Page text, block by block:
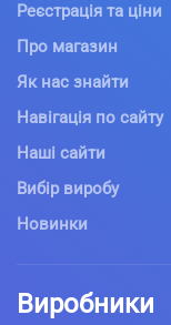
Реєстрація та ціни
Про магазин
Як нас знайти
Навігація по сайту
Наші сайти
Вибір виробу
Новинки
Виробники